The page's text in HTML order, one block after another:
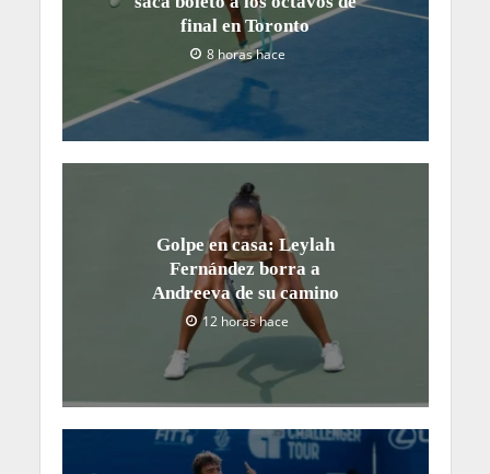
final en Toronto
8 horas hace
Golpe en casa: Leylah
Fernández borra a
Andreeva de su camino
12 horas hace